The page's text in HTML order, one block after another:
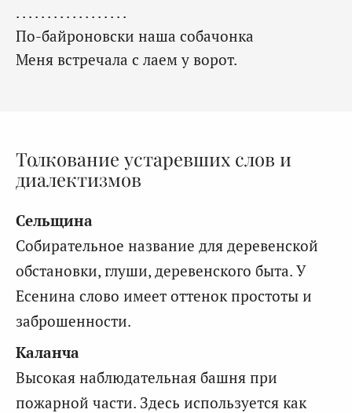
. . . . . . . . . . . . . . . . . .
По-байроновски наша собачонка
Меня встречала с лаем у ворот.
Толкование устаревших слов и
диалектизмов
Сельщина
Собирательное название для деревенской
обстановки, глуши, деревенского быта. У
Есенина слово имеет оттенок простоты и
заброшенности.
Каланча
Высокая наблюдательная башня при
пожарной части. Здесь используется как